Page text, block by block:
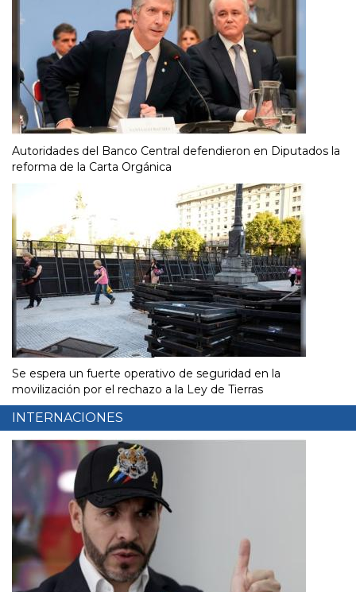
Autoridades del Banco Central defendieron en Diputados la
reforma de la Carta Orgánica
Se espera un fuerte operativo de seguridad en la
movilización por el rechazo a la Ley de Tierras
INTERNACIONES